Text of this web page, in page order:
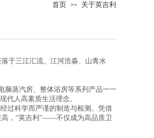
首页 >> 关于英吉利
于三江汇流、江河浩淼、山青水
蒸汽房、整体浴房等系列产品一一
代人高素质生活理念。
过科学而严谨的制造与检测。凭借
高，“英吉利”——不仅成为高品质卫